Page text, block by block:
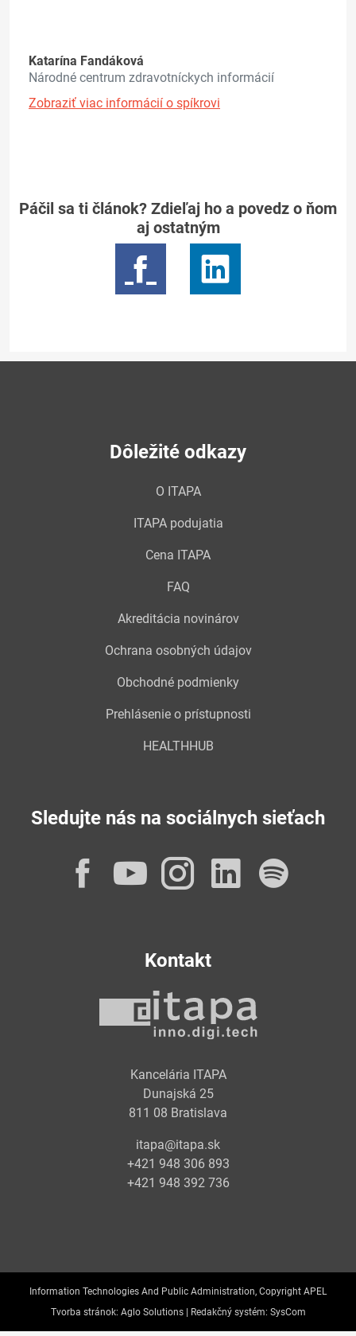
Katarína Fandáková
Národné centrum zdravotníckych informácií
Zobraziť viac informácií o spíkrovi
Páčil sa ti článok? Zdieľaj ho a povedz o ňom
aj ostatným
Dôležité odkazy
O ITAPA
ITAPA podujatia
Cena ITAPA
FAQ
Akreditácia novinárov
Ochrana osobných údajov
Obchodné podmienky
Prehlásenie o prístupnosti
HEALTHHUB
Sledujte nás na sociálnych sieťach
Facebook
YouTube
Instagram
Kontakt
Kancelária ITAPA
Dunajská 25
811 08 Bratislava
itapa@itapa.sk
+421 948 306 893
+421 948 392 736
Information Technologies And Public Administration, Copyright APEL
Tvorba stránok: Aglo Solutions | Redakčný systém: SysCom